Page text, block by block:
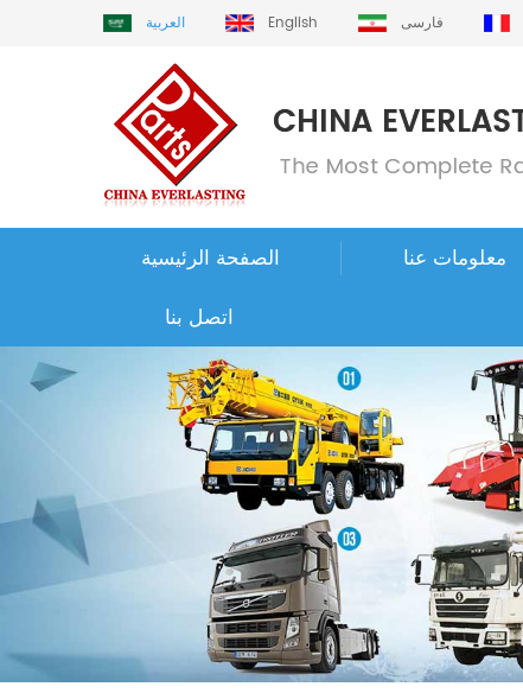
العربية English فارسی
الصفحة الرئيسية معلومات عنا
اتصل بنا